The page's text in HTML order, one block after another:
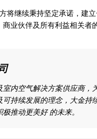
将继续秉持坚定承诺，建
业伙伴及所有利益相关者
内空气解决方案供应商，
持续发展的理念，大金持
推动更美好 的未来。